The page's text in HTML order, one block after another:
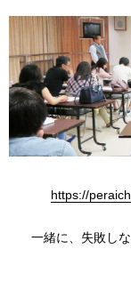
https://
一緒に、失敗し